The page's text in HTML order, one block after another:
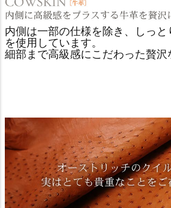
内側は一部の仕様を除き、しっ
を使用しています。
細部まで高級感にこだわった贅沢